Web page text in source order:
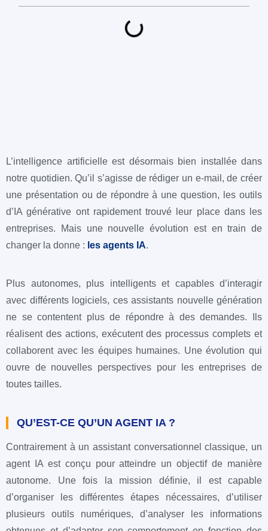
L’intelligence artificielle est désormais bien installée dans
notre quotidien. Qu’il s’agisse de rédiger un e-mail, de créer
une présentation ou de répondre à une question, les outils
d’IA générative ont rapidement trouvé leur place dans les
entreprises. Mais une nouvelle évolution est en train de
changer la donne : les agents IA.
Plus autonomes, plus intelligents et capables d’interagir
avec différents logiciels, ces assistants nouvelle génération
ne se contentent plus de répondre à des demandes. Ils
réalisent des actions, exécutent des processus complets et
collaborent avec les équipes humaines. Une évolution qui
ouvre de nouvelles perspectives pour les entreprises de
toutes tailles.
QU’EST-CE QU’UN AGENT IA ?
Contrairement à un assistant conversationnel classique, un
agent IA est conçu pour atteindre un objectif de manière
autonome. Une fois la mission définie, il est capable
d’organiser les différentes étapes nécessaires, d’utiliser
plusieurs outils numériques, d’analyser les informations